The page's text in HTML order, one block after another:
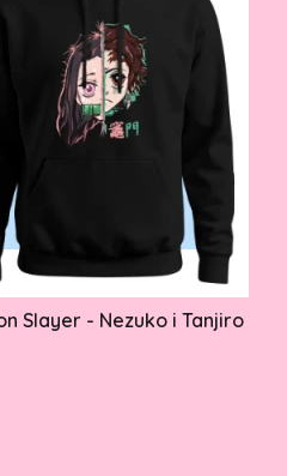
Slayer - Nezuko i Tanjiro